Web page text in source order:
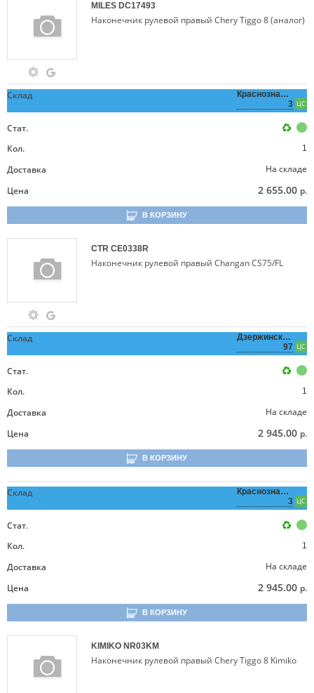
MILES DC17493
Наконечник рулевой правый Chery Tiggo 8 (аналог)
Склад
Краснознаменная,
3 ЦС
Стат.
Кол.
1
Доставка
На складе
Цена
2 655.00 р.
В КОРЗИНУ
CTR CE0338R
Наконечник рулевой правый Changan CS75/FL
Склад
Дзержинского,
97 ЦС
Стат.
Кол.
1
Доставка
На складе
Цена
2 945.00 р.
В КОРЗИНУ
Склад
Краснознаменная,
3 ЦС
Стат.
Кол.
1
Доставка
На складе
Цена
2 945.00 р.
В КОРЗИНУ
KIMIKO NR03KM
Наконечник рулевой правый Chery Tiggo 8 Kimiko